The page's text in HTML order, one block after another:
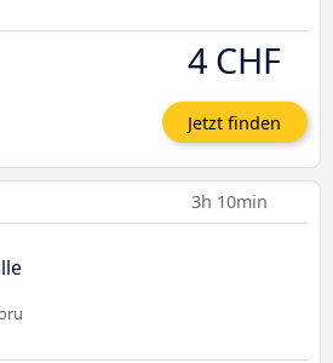
4 CHF
Jetzt finden
3h 10min